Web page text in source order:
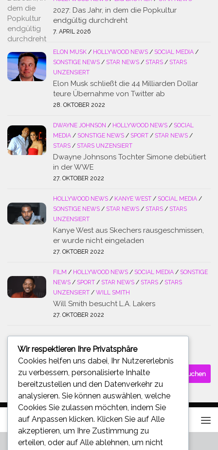
2027: Das Jahr, in dem die Popkultur
endgültig durchdreht
7. APRIL 2026
ELON MUSK / HOLLYWOOD NEWS / SOCIAL MEDIA /
SONSTIGE NEWS / STAR NEWS / STARS / STARS
UNZENSIERT
Elon Musk schließt die 44 Milliarden Dollar
teure Übernahme von Twitter ab
28. OKTOBER 2022
DWAYNE JOHNSON / HOLLYWOOD NEWS / SOCIAL
MEDIA / SONSTIGE NEWS / SPORT / STAR NEWS /
STARS / STARS UNZENSIERT
Dwayne Johnsons Tochter Simone debütiert
in der WWE
27. OKTOBER 2022
HOLLYWOOD NEWS / KANYE WEST / SOCIAL MEDIA /
SONSTIGE NEWS / STAR NEWS / STARS / STARS
UNZENSIERT
Kanye West aus Skechers rausgeschmissen,
er wurde nicht eingeladen
27. OKTOBER 2022
FILM / HOLLYWOOD NEWS / SOCIAL MEDIA / SONSTIGE
NEWS / SPORT / STAR NEWS / STARS / STARS
UNZENSIERT / WILL SMITH
Will Smith besucht L.A. Lakers
27. OKTOBER 2022
SUCHE
Suchen
nach:
Wir respektieren Ihre Privatsphäre
Cookies helfen uns dabei, Ihr Nutzererlebnis
zu verbessern, personalisierte Inhalte
bereitzustellen und den Datenverkehr zu
analysieren. Sie können auswählen, welche
Cookies Sie zulassen möchten, indem Sie
auf Anpassen klicken. Klicken Sie auf Alle
akzeptieren , um Ihre Zustimmung zu
erteilen, oder auf Alle ablehnen , um nicht